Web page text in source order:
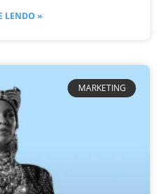
LENDO »
MARKETING